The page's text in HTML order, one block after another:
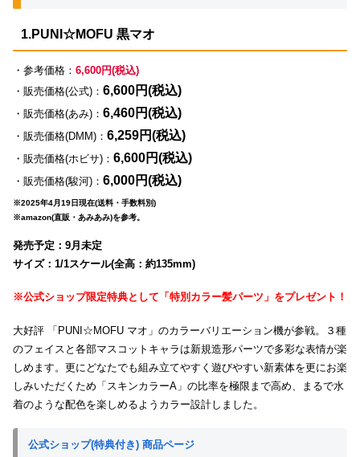
1.PUNI☆MOFU 黒マオ
・参考価格： 6,600円(税込)
・販売価格(公式)： 6,600円(税込)
・販売価格(あみ)： 6,460円(税込)
・販売価格(DMM)： 6,259円(税込)
・販売価格(ホビサ)： 6,600円(税込)
・販売価格(駿河)： 6,000円(税込)
※2025年4月19日現在(送料・手数料別)
※amazon(直販・あみあみ)を参考。
発売予定：9月未定
サイズ：1/1スケール(全高：約135mm)
※公式ショップ限定特典として「特別カラー髪パーツ」をプレゼント！
大好評 「PUNI☆MOFU マオ」のカラーバリエーション機が参戦。３種
のフェイスと各部マスコットキャラは新規造形パーツで多彩な表情が楽
しめます。更にどなたでも組み立てやすく遊びやすい新素体を更にお楽
しみいただくため「スキンカラーA」の比率を極限まで高め、まるで水
着のような配色を楽しめるようカラー設計しました。
公式ショップ(特典付き) 商品ページ